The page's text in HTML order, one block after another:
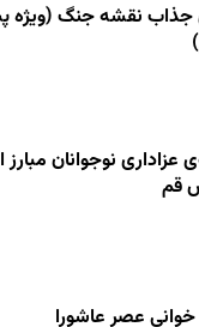
جذاب نقشه جنگ (ویژه
عزاداری نوجوانان
قم
عصر عاشورا